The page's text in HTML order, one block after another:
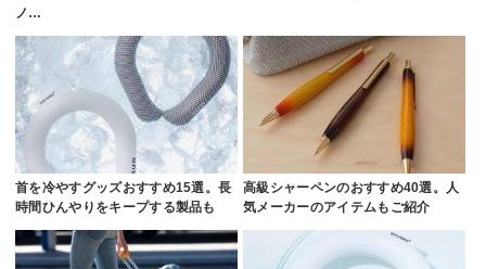
ノ…
首を冷やすグッズおすすめ15選。長
時間ひんやりをキープする製品も
高級シャーペンのおすすめ40選。人
気メーカーのアイテムもご紹介